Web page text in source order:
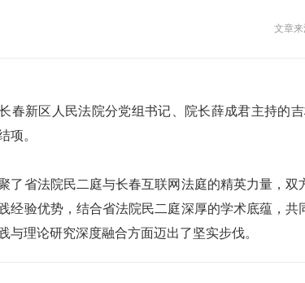
文章来
春新区人民法院分党组书记、院长薛成君主持的
项。
了省法院民二庭与长春互联网法庭的精英力量，
经验优势，结合省法院民二庭深厚的学术底蕴，
与理论研究深度融合方面迈出了坚实步伐。